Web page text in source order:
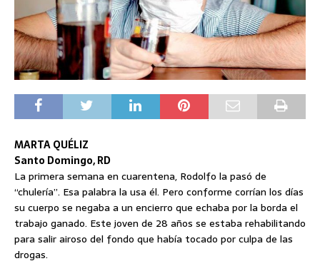
MARTA QUÉLIZ
Santo Domingo, RD
La primera semana en cuarentena, Rodolfo la pasó de
“chulería”. Esa palabra la usa él. Pero conforme corrían los días
su cuerpo se negaba a un encierro que echaba por la borda el
trabajo ganado. Este joven de 28 años se estaba rehabilitando
para salir airoso del fondo que había tocado por culpa de las
drogas.